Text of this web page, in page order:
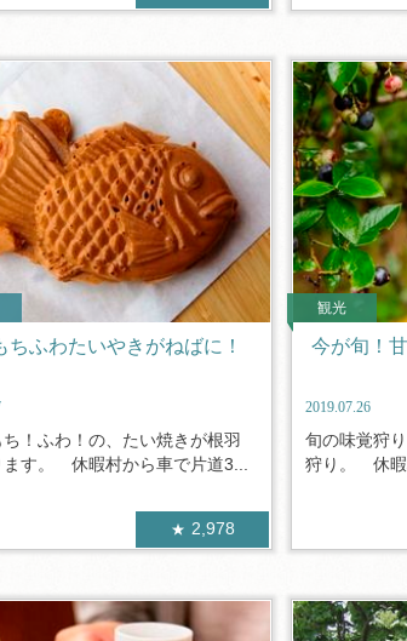
ちふわたいやきがねばに！
！ふわ！の、たい焼きが根羽
ます。 休暇村から車で片道3...
2,978
観光
今が旬！
2019.07.26
旬の味覚狩
狩り。 休暇